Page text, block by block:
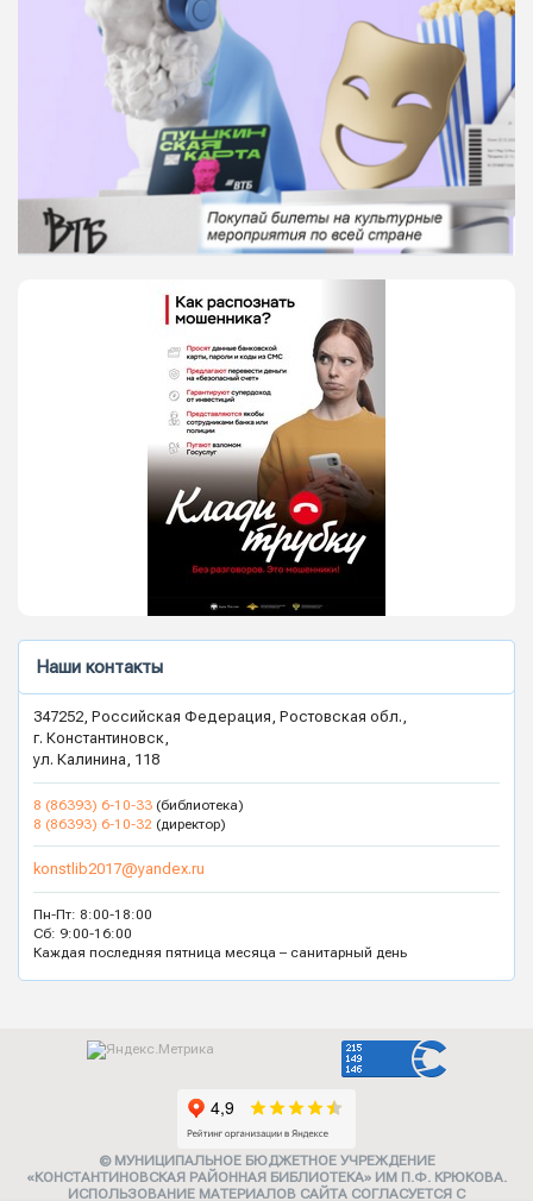
Наши контакты
347252, Российская Федерация, Ростовская обл.,
г. Константиновск,
ул. Калинина, 118
8 (86393) 6-10-33 (библиотека)
8 (86393) 6-10-32 (директор)
konstlib2017@yandex.ru
Пн-Пт: 8:00-18:00
Сб: 9:00-16:00
Каждая последняя пятница месяца – санитарный день
© МУНИЦИПАЛЬНОЕ БЮДЖЕТНОЕ УЧРЕЖДЕНИЕ
«КОНСТАНТИНОВСКАЯ РАЙОННАЯ БИБЛИОТЕКА» ИМ П.Ф. КРЮКОВА.
ИСПОЛЬЗОВАНИЕ МАТЕРИАЛОВ САЙТА СОГЛАСУЕТСЯ С